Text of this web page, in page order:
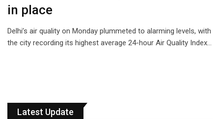
in place
Delhi’s air quality on Monday plummeted to alarming levels, with
the city recording its highest average 24-hour Air Quality Index…
Latest Update